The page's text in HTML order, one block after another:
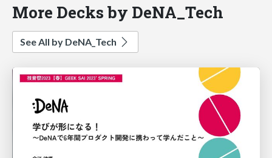
More Decks by DeNA_Tech
See All by DeNA_Tech